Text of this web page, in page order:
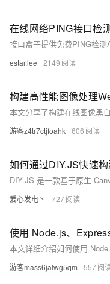
在线网络PING接口检
estar.lee 2149
游客z4tr7ctjfoahk 606
如何通过DIY.JS快速
爱心发电丶 727
使用 Node.js、
游客mass6jalwg5qm 557